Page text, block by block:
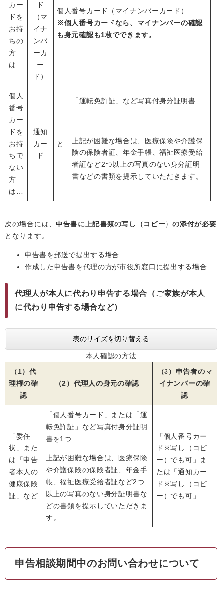
カー
ドを
お持
ちの
方
は…
ド
（マ
イナ
ンバ
ーカ
ー
ド）
個人番号カード（マイナンバーカード）
※個人番号カードなら、マイナンバーの確認
も身元確認も1枚でできます。
個人
番号
カー
ドを
お持
ちで
ない
方
は…
通知
カー
ド
と
「運転免許証」など写真付身分証明書
上記が困難な場合は、医療保険や介護保
険の保険者証、年金手帳、福祉医療受給
者証など2つ以上の写真のない身分証明
書などの書類を提示していただきます。
次の場合には、 申告書に上記書類の写し（コピー）の添付が必要
となります。
申告書を郵送で提出する場合
作成した申告書を代理の方が市役所窓口に提出する場合
代理人が本人に代わり申告する場合（ご家族が本人
に代わり申告する場合など）
表のサイズを切り替える
（1）代
理権の確
認
（2）代理人の身元の確認
（3）申告者のマ
イナンバーの確
認
本人確認の方法
「委任
状」また
は「申告
者本人の
健康保険
証」など
「個人番号カード」または「運
転免許証」など写真付身分証明
書を1つ
「個人番号カー
ド※写し（コピ
ー）でも可」ま
たは「通知カー
ド※写し（コピ
ー）でも可」
上記が困難な場合は、医療保険
や介護保険の保険者証、年金手
帳、福祉医療受給者証など2つ
以上の写真のない身分証明書な
どの書類を提示していただきま
す。
申告相談期間中のお問い合わせについて